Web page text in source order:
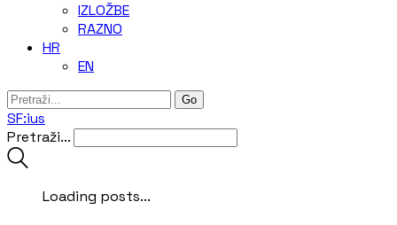
IZLOŽBE
RAZNO
HR
EN
SF:ius
Pretraži...
Loading posts...